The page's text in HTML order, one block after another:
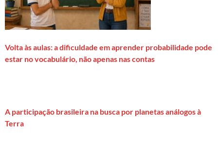
Volta às aulas: a dificuldade em aprender probabilidade pode
estar no vocabulário, não apenas nas contas
A participação brasileira na busca por planetas análogos à
Terra